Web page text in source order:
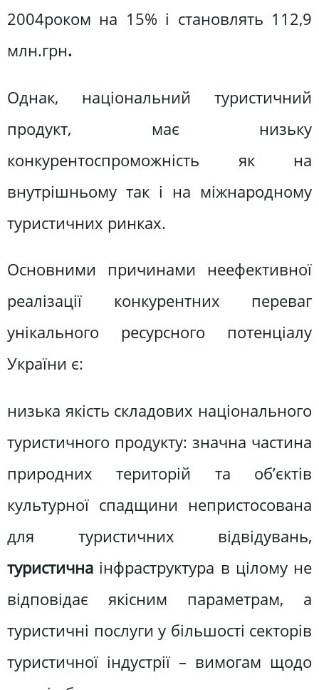
2004роком на 15% і становлять 112,9
млн.грн.
Однак, національний туристичний
продукт, має низьку
конкурентоспроможність як на
внутрішньому так і на міжнародному
туристичних ринках.
Основними причинами неефективної
реалізації конкурентних переваг
унікального ресурсного потенціалу
України є:
низька якість складових національного
туристичного продукту: значна частина
природних територій та об’єктів
культурної спадщини непристосована
для туристичних відвідувань,
туристична інфраструктура в цілому не
відповідає якісним параметрам, а
туристичні послуги у більшості секторів
туристичної індустрії – вимогам щодо